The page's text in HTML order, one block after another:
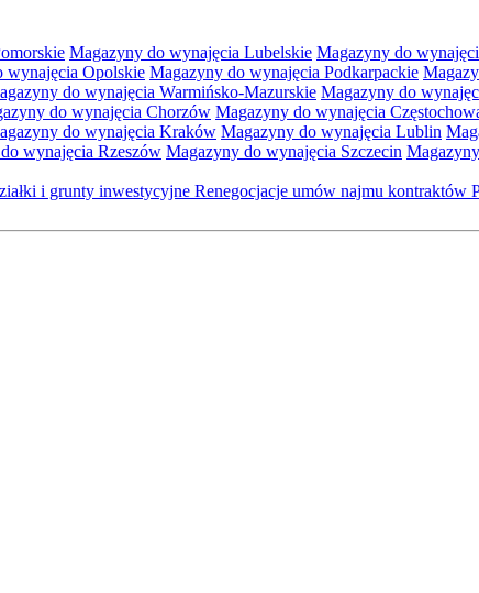
Magazyny do wynajęcia Lubelskie Magazyny do
wynajęcia Opolskie Magazyny do wynajęcia Podkarpackie
do wynajęcia Warmińsko-Mazurskie Magazyny do
do wynajęcia Chorzów Magazyny do wynajęcia
do wynajęcia Kraków Magazyny do wynajęcia Lublin
wynajęcia Rzeszów Magazyny do wynajęcia Szczecin
i grunty inwestycyjne Renegocjacje umów najmu kontraktów